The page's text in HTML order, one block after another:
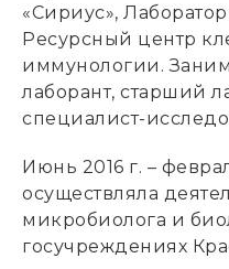
«Сириус»,
Ресурсный центр
иммунологии.
лаборант, старший
специалист-
Июнь 2016 г. –
осуществляла
микробиолога и
госучреждениях